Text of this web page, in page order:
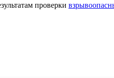
проверки